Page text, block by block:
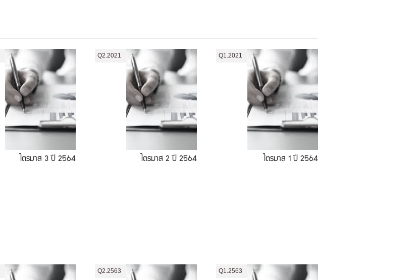
ไตรมาส 3 ปี 2564
Q2.2021
ไตรมาส 2 ปี 2564
Q1.2021
ไตรมาส 1 ปี 2564
Q2.2563 Q1.2563